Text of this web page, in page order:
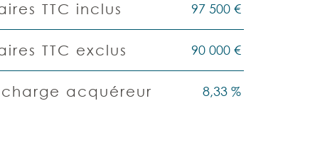
TTC inclus 97 500 €
TTC exclus 90 000 €
charge acquéreur 8,33 %